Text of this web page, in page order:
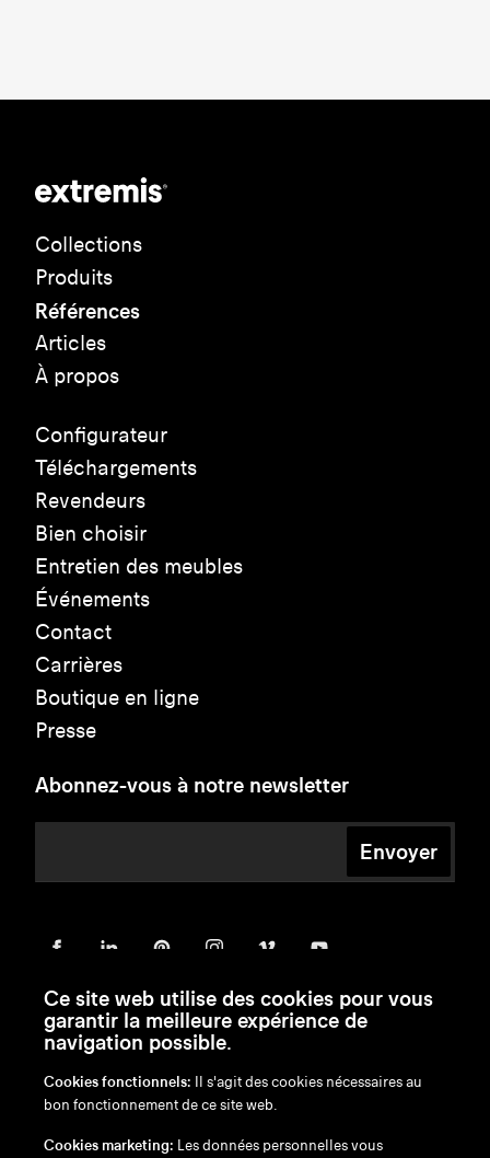
Collections
Produits
Références
Articles
À propos
Configurateur
Téléchargements
Revendeurs
Bien choisir
Entretien des meubles
Événements
Contact
Carrières
Boutique en ligne
Presse
Abonnez-vous à notre newsletter
Envoyer
en/nl/fr/de
Ce site web utilise des cookies pour vous
garantir la meilleure expérience de
navigation possible.
Cookies fonctionnels: Il s'agit des cookies nécessaires au
bon fonctionnement de ce site web.
Cookies marketing: Les données personnelles vous